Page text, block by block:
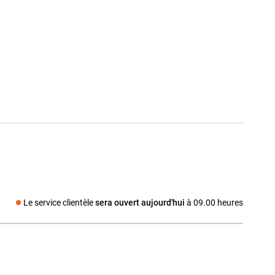
Le service clientèlesera ouvert aujourd'hui à 09.00 heures
social